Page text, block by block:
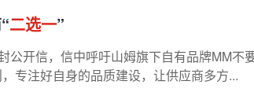
二选一”
公开信，信中呼吁山姆旗下自有品牌MM不
专注好自身的品质建设，让供应商多方...